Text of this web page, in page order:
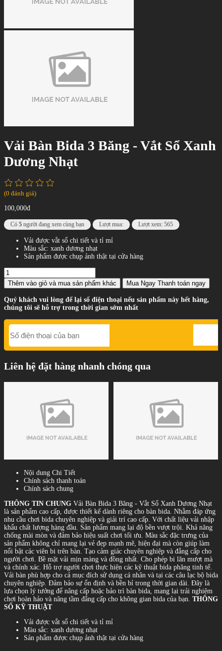
Vải Bàn Bida 3 Băng - Vắt Sổ Xanh
Dương Nhạt
(0 đánh giá)
100,000đ
Có 5 người đang xem cùng bạn Lượt mua: Lượt xem: 565
Vải được vắt sổ chi tiết và tỉ mỉ
Màu sắc: xanh dương nhạt
Sản phẩm được chụp ảnh thật tại cửa hàng
Thêm vào giỏ và mua sản phẩm khác Mua Ngay Thanh toán ngay
Quý khách vui lòng để lại số điện thoại nếu sản phẩm này hết hàng,
chúng tôi sẽ hỗ trợ trong thời gian sớm nhất
Liên hệ đặt hàng nhanh chóng qua
Nội dung Chi Tiết
Chính sách thanh toán
Chính sách chung
THÔNG TIN CHUNG Vải Bàn Bida 3 Băng - Vắt Sổ Xanh Dương Nhạt
là sản phẩm cao cấp, được thiết kế dành riêng cho bàn bida. Nhằm đáp ứng
nhu cầu chơi bida chuyên nghiệp và giải trí cao cấp. Với chất liệu vải nhập
khẩu chất lượng hàng đầu. Sản phẩm mang lại độ bền vượt trội. Khả năng
chống mài mòn và đảm bảo hiệu suất chơi tối ưu. Màu sắc đặc trưng của
sản phẩm không chỉ mang lại vẻ đẹp mạnh mẽ, hiện đại mà còn giúp làm
nổi bật các viên bi trên bàn. Tạo cảm giác chuyên nghiệp và đẳng cấp cho
người chơi. Bề mặt vải mịn màng và đồng nhất. Cho phép bi lăn mượt mà
và chính xác. Hỗ trợ người chơi thực hiện các kỹ thuật bida phăng tinh tế.
Vải bàn phù hợp cho cả mục đích sử dụng cá nhân và tại các câu lạc bộ bida
chuyên nghiệp. Đảm bảo sự ổn định và bền bỉ trong thời gian dài. Đây là
lựa chọn lý tưởng để nâng cấp hoặc bảo trì bàn bida, mang lại trải nghiệm
chơi hoàn hảo và nâng tầm đẳng cấp cho không gian bida của bạn. THÔNG
SỐ KỸ THUẬT
Vải được vắt sổ chi tiết và tỉ mỉ
Màu sắc: xanh dương nhạt
Sản phẩm được chụp ảnh thật tại cửa hàng